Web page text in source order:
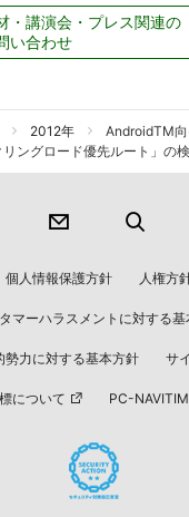
・講演会・プレス関連の
い合わせ
2012年
AndroidTM
ングロード優先ルート」の
個人情報保護方針 人権方
マーハラスメントに対する
勢力に対する基本方針 サ
について PC-